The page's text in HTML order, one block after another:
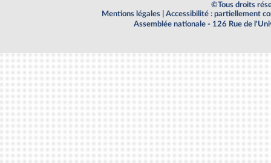
©Tous droits
Mentions légales
Accessibilité : partiellement
Assemblée nationale - 126 Rue de